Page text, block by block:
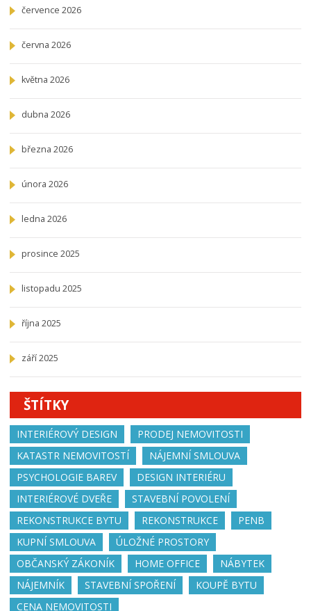
července 2026
června 2026
května 2026
dubna 2026
března 2026
února 2026
ledna 2026
prosince 2025
listopadu 2025
října 2025
září 2025
ŠTÍTKY
INTERIÉROVÝ DESIGN
PRODEJ NEMOVITOSTI
KATASTR NEMOVITOSTÍ
NÁJEMNÍ SMLOUVA
PSYCHOLOGIE BAREV
DESIGN INTERIÉRU
INTERIÉROVÉ DVEŘE
STAVEBNÍ POVOLENÍ
REKONSTRUKCE BYTU
REKONSTRUKCE
PENB
KUPNÍ SMLOUVA
ÚLOŽNÉ PROSTORY
OBČANSKÝ ZÁKONÍK
HOME OFFICE
NÁBYTEK
NÁJEMNÍK
STAVEBNÍ SPOŘENÍ
KOUPĚ BYTU
CENA NEMOVITOSTI